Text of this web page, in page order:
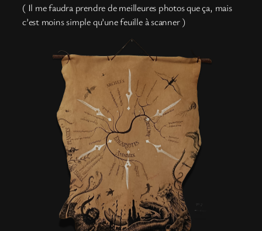
( Il me faudra prendre de meilleures photos que ça, mais
c’est moins simple qu’une feuille à scanner )